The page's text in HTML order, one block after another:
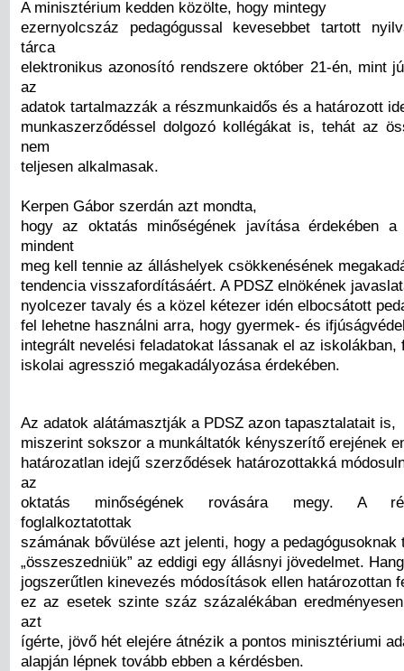
A minisztérium kedden közölte, hogy mintegy
ezernyolcszáz pedagógussal kevesebbet tartott
tárca
elektronikus azonosító rendszere október 21-én, mint
az
adatok tartalmazzák a részmunkaidős és a határozott
munkaszerződéssel dolgozó kollégákat is, tehát az
nem
teljesen alkalmasak.
Kerpen Gábor szerdán azt mondta,
hogy az oktatás minőségének javítása érdekében a
mindent
meg kell tennie az álláshelyek csökkenésének
tendencia visszafordításáért. A PDSZ elnökének
nyolcezer tavaly és a közel kétezer idén elbocsátott
fel lehetne használni arra, hogy gyermek- és
integrált nevelési feladatokat lássanak el az iskolákban,
iskolai agresszió megakadályozása érdekében.
Az adatok alátámasztják a PDSZ azon tapasztalatait is,
miszerint sokszor a munkáltatók kényszerítő erejének
határozatlan idejű szerződések határozottakká
az
oktatás minőségének rovására megy. A
foglalkoztatottak
számának bővülése azt jelenti, hogy a pedagógusoknak
„összeszedniük” az eddigi egy állásnyi jövedelmet.
jogszerűtlen kinevezés módosítások ellen határozottan
ez az esetek szinte száz százalékában
azt
ígérte, jövő hét elejére átnézik a pontos minisztériumi
alapján lépnek tovább ebben a kérdésben.